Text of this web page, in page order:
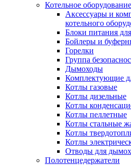
Котельное оборудование
Аксессуары и
котельного
Блоки питания
Бойлеры и
Горелки
Группа
Дымоходы
Комплектующие
Котлы газовые
Котлы дизельные
Котлы
Котлы пеллетные
Котлы стальные
Котлы
Котлы
Отводы для
Полотенцедержатели